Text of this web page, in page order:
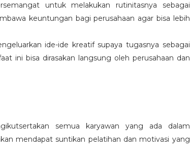
untuk melakukan rutinitasnya sebagai
keuntungan bagi perusahaan agar bisa lebih
ide-ide kreatif supaya tugasnya sebagai
ini bisa dirasakan langsung oleh perusahaan dan
semua karyawan yang ada dalam
mendapat suntikan pelatihan dan motivasi yang